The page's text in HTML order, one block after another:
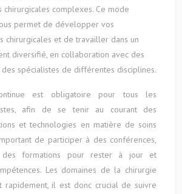
chirurgicales complexes. Ce mode
permet de développer vos
chirurgicales et de travailler dans un
diversifié, en collaboration avec des
spécialistes de différentes disciplines.
est obligatoire pour tous les
afin de se tenir au courant des
et technologies en matière de soins
de participer à des conférences,
formations pour rester à jour et
Les domaines de la chirurgie
rapidement, il est donc crucial de suivre